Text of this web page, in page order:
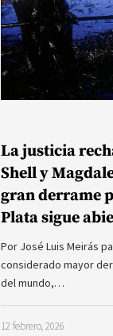
La justicia
Shell y
gran derrame
Plata sigue
Por José Luis Meirás
considerado mayor
del mundo,…
12 febrero, 2026